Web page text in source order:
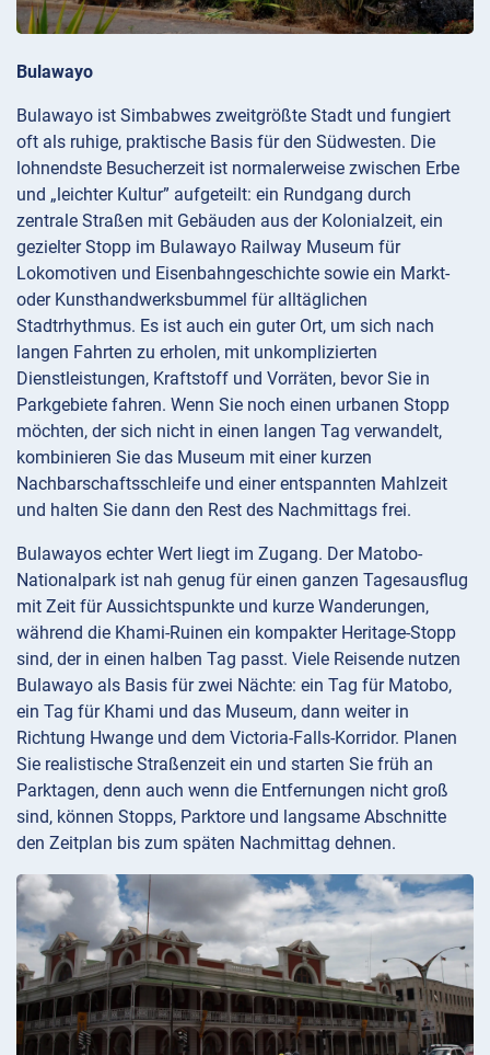
Bulawayo
Bulawayo ist Simbabwes zweitgrößte Stadt und fungiert
oft als ruhige, praktische Basis für den Südwesten. Die
lohnendste Besucherzeit ist normalerweise zwischen Erbe
und „leichter Kultur” aufgeteilt: ein Rundgang durch
zentrale Straßen mit Gebäuden aus der Kolonialzeit, ein
gezielter Stopp im Bulawayo Railway Museum für
Lokomotiven und Eisenbahngeschichte sowie ein Markt-
oder Kunsthandwerksbummel für alltäglichen
Stadtrhythmus. Es ist auch ein guter Ort, um sich nach
langen Fahrten zu erholen, mit unkomplizierten
Dienstleistungen, Kraftstoff und Vorräten, bevor Sie in
Parkgebiete fahren. Wenn Sie noch einen urbanen Stopp
möchten, der sich nicht in einen langen Tag verwandelt,
kombinieren Sie das Museum mit einer kurzen
Nachbarschaftsschleife und einer entspannten Mahlzeit
und halten Sie dann den Rest des Nachmittags frei.
Bulawayos echter Wert liegt im Zugang. Der Matobo-
Nationalpark ist nah genug für einen ganzen Tagesausflug
mit Zeit für Aussichtspunkte und kurze Wanderungen,
während die Khami-Ruinen ein kompakter Heritage-Stopp
sind, der in einen halben Tag passt. Viele Reisende nutzen
Bulawayo als Basis für zwei Nächte: ein Tag für Matobo,
ein Tag für Khami und das Museum, dann weiter in
Richtung Hwange und dem Victoria-Falls-Korridor. Planen
Sie realistische Straßenzeit ein und starten Sie früh an
Parktagen, denn auch wenn die Entfernungen nicht groß
sind, können Stopps, Parktore und langsame Abschnitte
den Zeitplan bis zum späten Nachmittag dehnen.